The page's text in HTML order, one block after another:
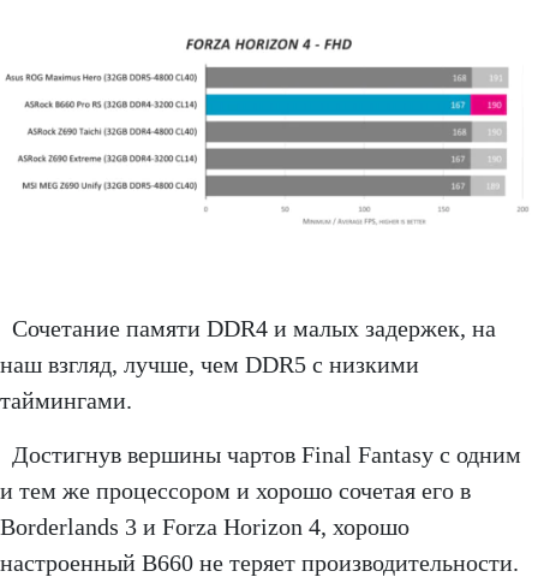
Сочетание памяти DDR4 и малых задержек, на
наш взгляд, лучше, чем DDR5 с низкими
таймингами.
Достигнув вершины чартов Final Fantasy с одним
и тем же процессором и хорошо сочетая его в
Borderlands 3 и Forza Horizon 4, хорошо
настроенный B660 не теряет производительности.